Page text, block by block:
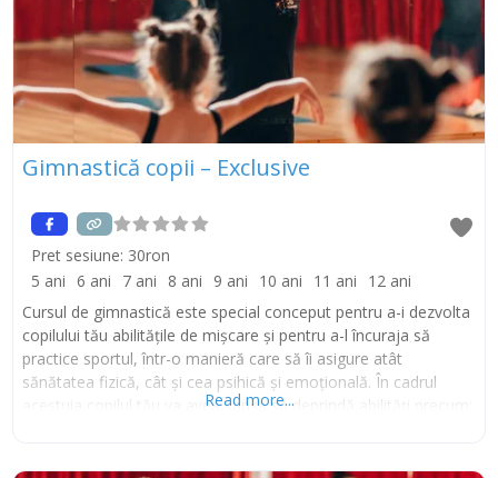
Gimnastică copii – Exclusive
Pret sesiune: 30ron
5 ani 6 ani 7 ani 8 ani 9 ani 10 ani 11 ani
12 ani
Cursul de gimnastică este special conceput pentru a-i dezvolta
copilului tău abilitățile de mișcare și pentru a-l încuraja să
practice sportul, într-o manieră care să îi asigure atât
sănătatea fizică, cât și cea psihică și emoțională. În cadrul
acestuia copilul tău va avea șansa să deprindă abilități precum:
Read more...